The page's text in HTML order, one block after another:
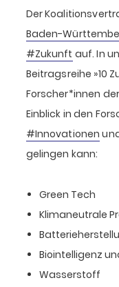
Der
Baden-
#Zukunft auf. In
Beitragsreihe »10
Forscher*innen
Einblick in den
#Innovationen
gelingen kann:
Green Tech
Klimaneutrale
Biointelligenz
Wasserstoff